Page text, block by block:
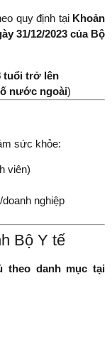
quy định tại Khoản
31/12/2023 của Bộ
tuổi trở lên
nước ngoài)
sức khỏe:
viên)
nghiệp
Bộ Y tế
theo danh mục tại